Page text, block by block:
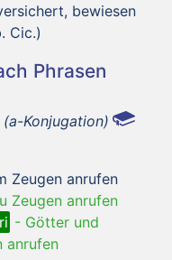
bewiesen
Cic.)
Phrasen
(a-Konjugation)
Zeugen anrufen
Zeugen anrufen
- Götter und
anrufen